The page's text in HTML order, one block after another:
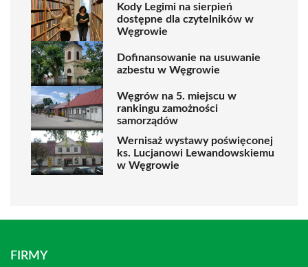
Kody Legimi na sierpień
dostępne dla czytelników w
Węgrowie
Dofinansowanie na usuwanie
azbestu w Węgrowie
Węgrów na 5. miejscu w
rankingu zamożności
samorządów
Wernisaż wystawy poświęconej
ks. Lucjanowi Lewandowskiemu
w Węgrowie
FIRMY